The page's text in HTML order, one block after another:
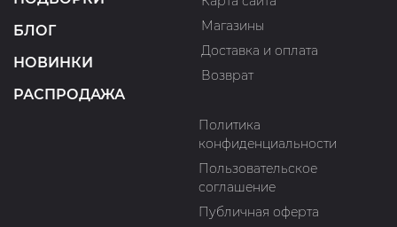
БЛОГ
НОВИНКИ
РАСПРОДАЖА
Магазины
Доставка и оплата
Возврат
Политика
конфиденциальности
Пользовательское
соглашение
Публичная оферта